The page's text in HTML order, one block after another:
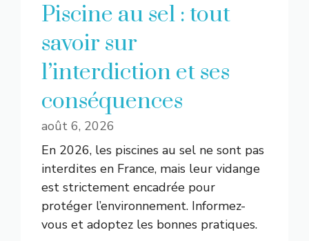
Piscine au sel : tout
savoir sur
l’interdiction et ses
conséquences
août 6, 2026
En 2026, les piscines au sel ne sont pas
interdites en France, mais leur vidange
est strictement encadrée pour
protéger l’environnement. Informez-
vous et adoptez les bonnes pratiques.